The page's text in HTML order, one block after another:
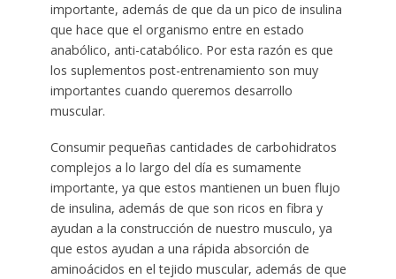
importante, además de que da un pico de insulina
que hace que el organismo entre en estado
anabólico, anti-catabólico. Por esta razón es que
los suplementos post-entrenamiento son muy
importantes cuando queremos desarrollo
muscular.
Consumir pequeñas cantidades de carbohidratos
complejos a lo largo del día es sumamente
importante, ya que estos mantienen un buen flujo
de insulina, además de que son ricos en fibra y
ayudan a la construcción de nuestro musculo, ya
que estos ayudan a una rápida absorción de
aminoácidos en el tejido muscular, además de que